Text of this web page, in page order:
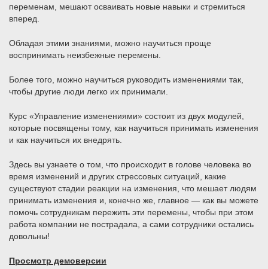
переменам, мешают осваивать новые навыки и стремиться
вперед.
Обладая этими знаниями, можно научиться проще
воспринимать неизбежные перемены.
Более того, можно научиться руководить изменениями так,
чтобы другие люди легко их принимали.
Курс «Управление изменениями» состоит из двух модулей,
которые посвящены тому, как научиться принимать изменения
и как научиться их внедрять.
Здесь вы узнаете о том, что происходит в голове человека во
время изменений и других стрессовых ситуаций, какие
существуют стадии реакции на изменения, что мешает людям
принимать изменения и, конечно же, главное — как вы можете
помочь сотрудникам пережить эти перемены, чтобы при этом
работа компании не пострадала, а сами сотрудники остались
довольны!
Просмотр демоверсии